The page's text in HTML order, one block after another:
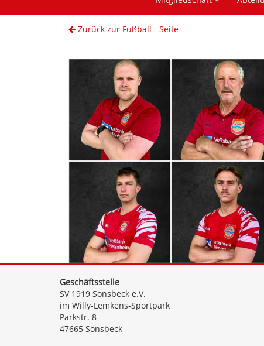
Zurück zur Fußball - Seite
Geschäftsstelle
SV 1919 Sonsbeck e.V.
im Willy-Lemkens-Sportpark
Parkstr. 8
47665 Sonsbeck